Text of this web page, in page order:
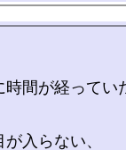
間が経ってい
入らない、